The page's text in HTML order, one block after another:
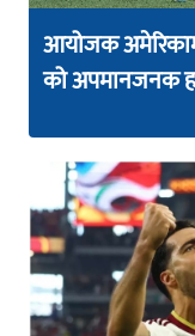
आयोजक
को अपमानजनक